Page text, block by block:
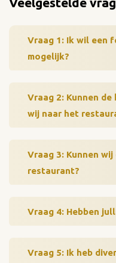
Vraag 1: Ik wil een
mogelijk?
Vraag 2: Kunnen
wij naar het
Vraag 3: Kunnen
restaurant?
Vraag 4: Hebben
Vraag 5: Ik heb